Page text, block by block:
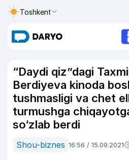
Toshkent
“Daydi qiz”dagi
Berdiyeva kinoda
tushmasligi va chet
turmushga
so‘zlab berdi
Shou-biznes 16:56 / 15.09.2021